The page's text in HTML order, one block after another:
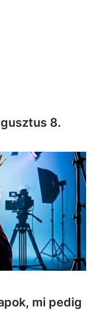
8.
mi pedig